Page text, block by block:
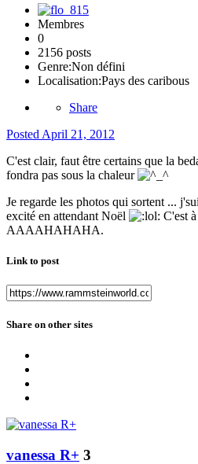
Membres
0
2156 posts
Genre:Non défini
Localisation:Pays des caribous
Share
Posted April 21, 2012
C'est clair, faut être certains que la
fondra pas sous la chaleur
Je regarde les photos qui sortent ...
excité en attendant Noël
C'est
AAAAHAHAHA.
Link to post
Share on other sites
vanessa R+ 3